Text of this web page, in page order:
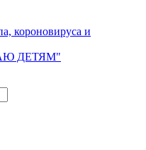
короновируса и
ДЕТЯМ"